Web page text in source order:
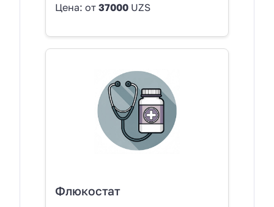
Цена: от 37000 UZS
Флюкостат